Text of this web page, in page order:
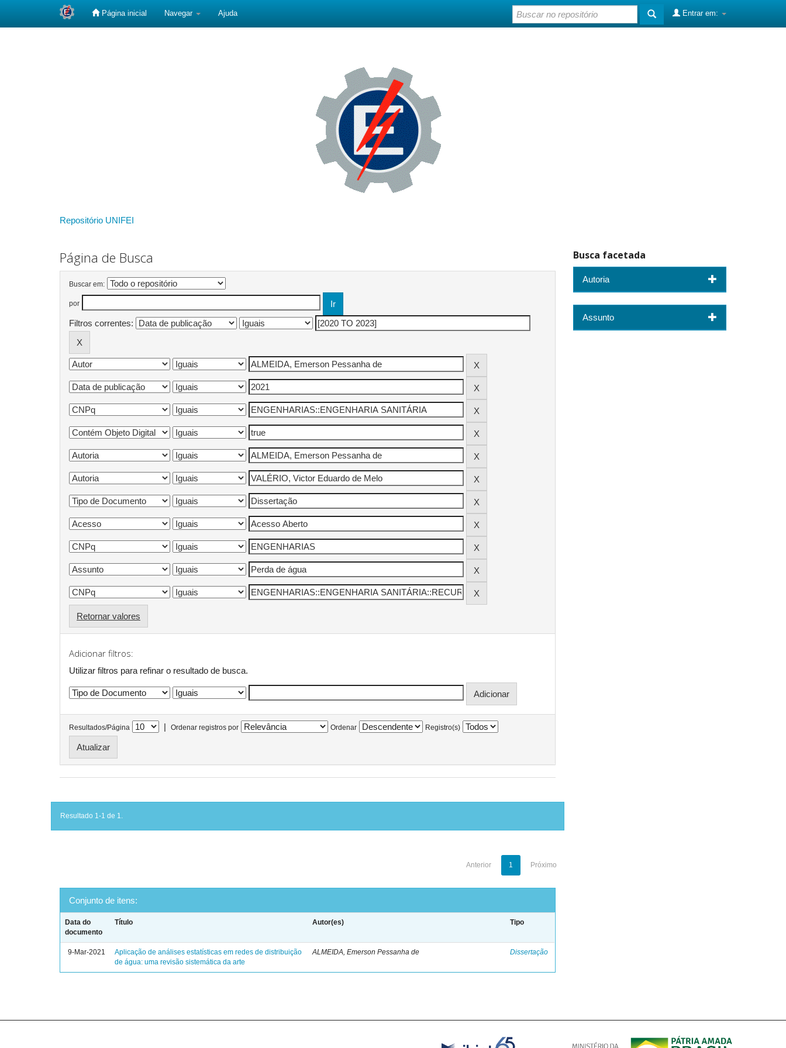
Página inicial Navegar Ajuda Entrar em:
Repositório UNIFEI
Página de Busca
Buscar em:
por
Filtros correntes:
Retornar valores
Adicionar filtros:
Utilizar filtros para refinar o resultado de busca.
Resultados/Página | Ordenar registros por Ordenar Registro(s)
Resultado 1-1 de 1.
Anterior 1 Próximo
Conjunto de itens:
Data do
documento
Título Autor(es) Tipo
9-Mar-2021
Aplicação de análises estatísticas em redes de distribuição
de água: uma revisão sistemática da arte
ALMEIDA, Emerson Pessanha de Dissertação
Busca facetada
Autoria
Assunto